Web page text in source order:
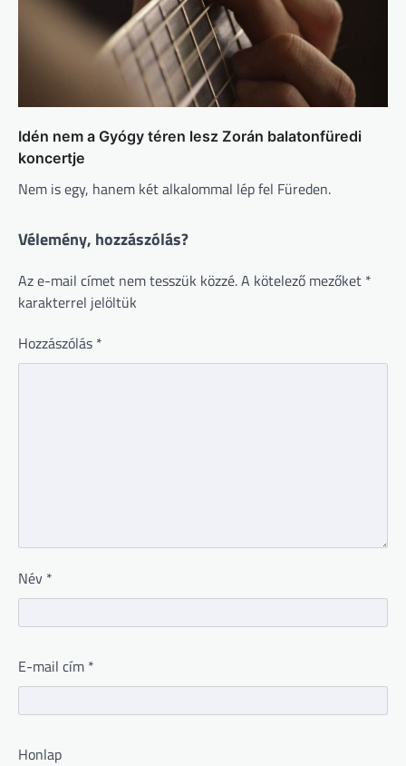
Idén nem a Gyógy téren lesz Zorán balatonfüredi
koncertje
Nem is egy, hanem két alkalommal lép fel Füreden.
Vélemény, hozzászólás?
Az e-mail címet nem tesszük közzé.A kötelező mezőket *
karakterrel jelöltük
Hozzászólás *
Név *
E-mail cím *
Honlap